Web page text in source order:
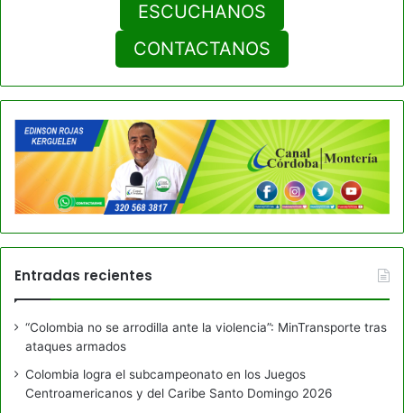
ESCUCHANOS
CONTACTANOS
Entradas recientes
“Colombia no se arrodilla ante la violencia”: MinTransporte tras
ataques armados
Colombia logra el subcampeonato en los Juegos
Centroamericanos y del Caribe Santo Domingo 2026